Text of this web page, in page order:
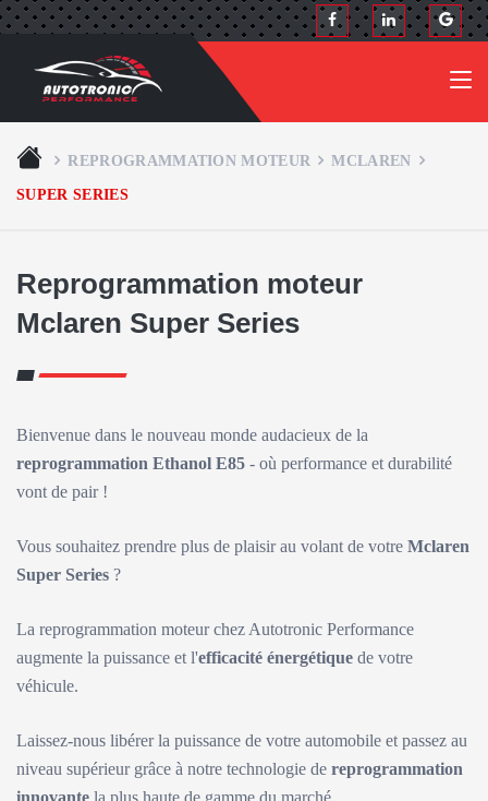
REPROGRAMMATION MOTEUR
MCLAREN
SUPER SERIES
Reprogrammation moteur
Mclaren Super Series
Bienvenue dans le nouveau monde audacieux de la
reprogrammation Ethanol E85 - où performance et durabilité
vont de pair !
Vous souhaitez prendre plus de plaisir au volant de votre Mclaren
Super Series ?
La reprogrammation moteur chez Autotronic Performance
augmente la puissance et l'efficacité énergétique de votre
véhicule.
Laissez-nous libérer la puissance de votre automobile et passez au
niveau supérieur grâce à notre technologie de reprogrammation
innovante la plus haute de gamme du marché.